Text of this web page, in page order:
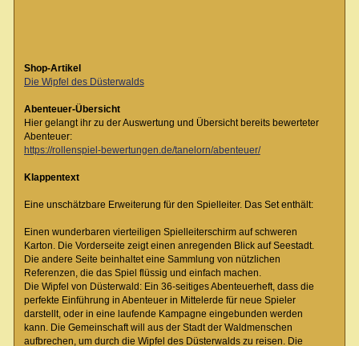
Shop-Artikel
Die Wipfel des Düsterwalds
Abenteuer-Übersicht
Hier gelangt ihr zu der Auswertung und Übersicht bereits bewerteter
Abenteuer:
https://rollenspiel-bewertungen.de/tanelorn/abenteuer/
Klappentext
Eine unschätzbare Erweiterung für den Spielleiter. Das Set enthält:
Einen wunderbaren vierteiligen Spielleiterschirm auf schweren
Karton. Die Vorderseite zeigt einen anregenden Blick auf Seestadt.
Die andere Seite beinhaltet eine Sammlung von nützlichen
Referenzen, die das Spiel flüssig und einfach machen.
Die Wipfel von Düsterwald: Ein 36-seitiges Abenteuerheft, dass die
perfekte Einführung in Abenteuer in Mittelerde für neue Spieler
darstellt, oder in eine laufende Kampagne eingebunden werden
kann. Die Gemeinschaft will aus der Stadt der Waldmenschen
aufbrechen, um durch die Wipfel des Düsterwalds zu reisen. Die